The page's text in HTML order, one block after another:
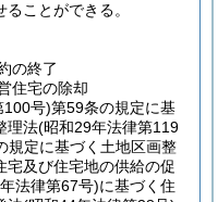
ことができる。
の終了
住宅の除却
100号)第59条の規定に基
理法(昭和29年法律第119
規定に基づく土地区画整
宅及び住宅地の供給の促
法律第67号)に基づく住